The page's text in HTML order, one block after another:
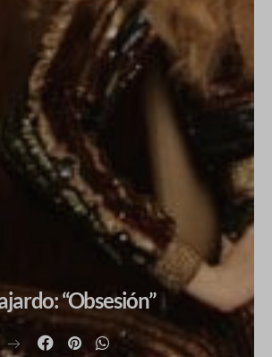
“Obsesión”